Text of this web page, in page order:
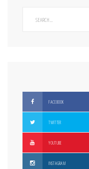
FACEBOOK
TWITTER
YOUTUBE
INSTAGRAM